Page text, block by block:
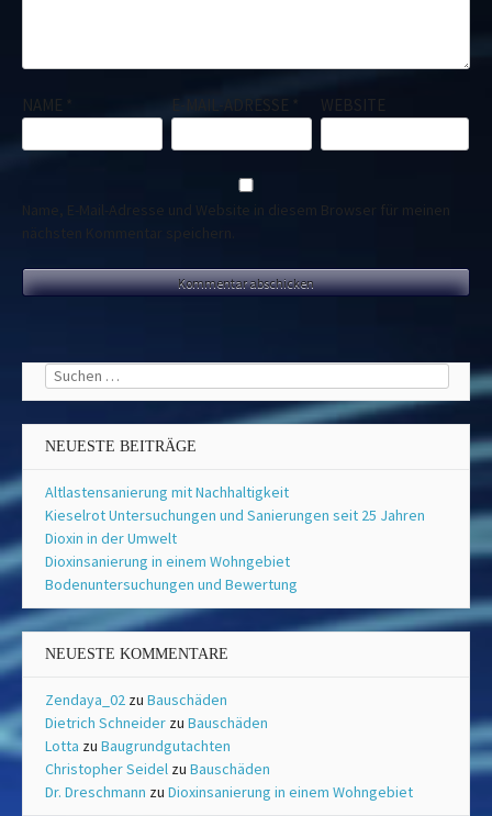
NAME * E-MAIL-ADRESSE * WEBSITE
Name, E-Mail-Adresse und Website in diesem Browser für meinen
nächsten Kommentar speichern.
Suchen
nach:
NEUESTE BEITRÄGE
Altlastensanierung mit Nachhaltigkeit
Kieselrot Untersuchungen und Sanierungen seit 25 Jahren
Dioxin in der Umwelt
Dioxinsanierung in einem Wohngebiet
Bodenuntersuchungen und Bewertung
NEUESTE KOMMENTARE
Zendaya_02 zu Bauschäden
Dietrich Schneider zu Bauschäden
Lotta zu Baugrundgutachten
Christopher Seidel zu Bauschäden
Dr. Dreschmann zu Dioxinsanierung in einem Wohngebiet